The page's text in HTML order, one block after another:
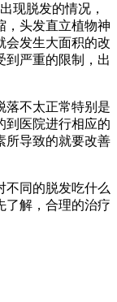
现脱发的情况，
，头发直立植物神
会发生大面积的改
到严重的限制，出
落不太正常特别是
到医院进行相应的
所导致的就要改善
不同的脱发吃什么
了解，合理的治疗